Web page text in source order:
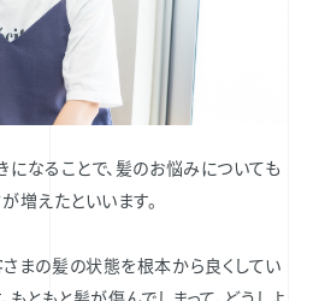
なることで、髪のお悩みについても
増えたといいます。
まの髪の状態を根本から良くしてい